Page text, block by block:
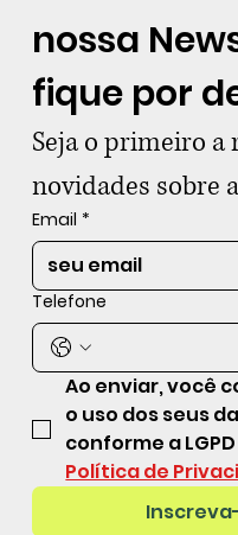
nossa
fique por
Seja o primeiro a
novidades sobre
Email *
Telefone
Ao enviar, você
o uso dos seus
Política de